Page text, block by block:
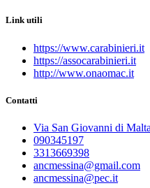
Link utili
https://www.carabinieri.it
https://assocarabinieri.it
http://www.onaomac.it
Contatti
Via San Giovanni di
090345197
3313669398
ancmessina@gmail.com
ancmessina@pec.it